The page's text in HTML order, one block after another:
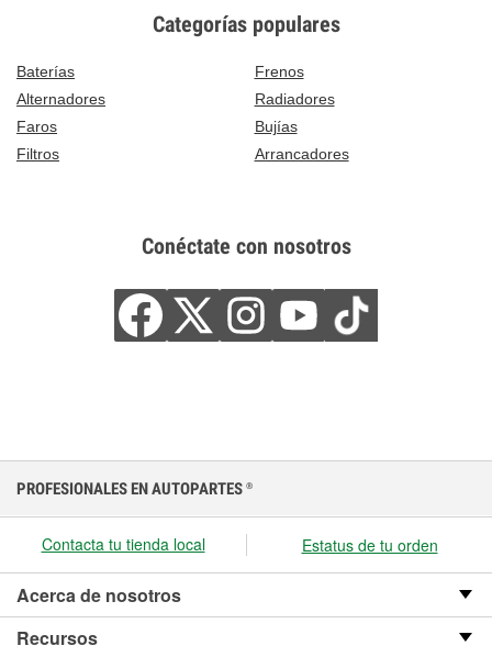
Categorías populares
Baterías
Frenos
Alternadores
Radiadores
Faros
Bujías
Filtros
Arrancadores
Conéctate con nosotros
PROFESIONALES EN AUTOPARTES ®
Contacta tu tienda local Estatus de tu orden
Acerca de nosotros
Recursos